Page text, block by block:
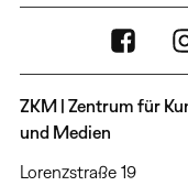
ZKM | Zentrum für
und Medien
Lorenzstraße 19